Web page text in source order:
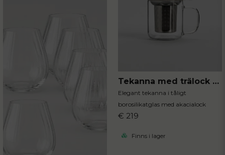
Skicka fråga
Tekanna med trälock 300 ml
Elegant tekanna i tåligt
borosilikatglas med akacialock
€ 219
Finns i lager